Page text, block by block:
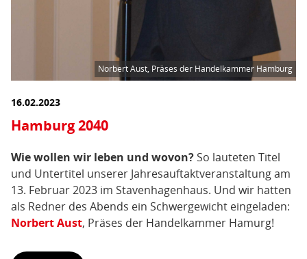
Norbert Aust, Präses der Handelkammer Hamburg
16.02.2023
Hamburg 2040
Wie wollen wir leben und wovon? So lauteten Titel
und Untertitel unserer Jahresauftaktveranstaltung am
13. Februar 2023 im Stavenhagenhaus. Und wir hatten
als Redner des Abends ein Schwergewicht eingeladen:
Norbert Aust, Präses der Handelkammer Hamurg!